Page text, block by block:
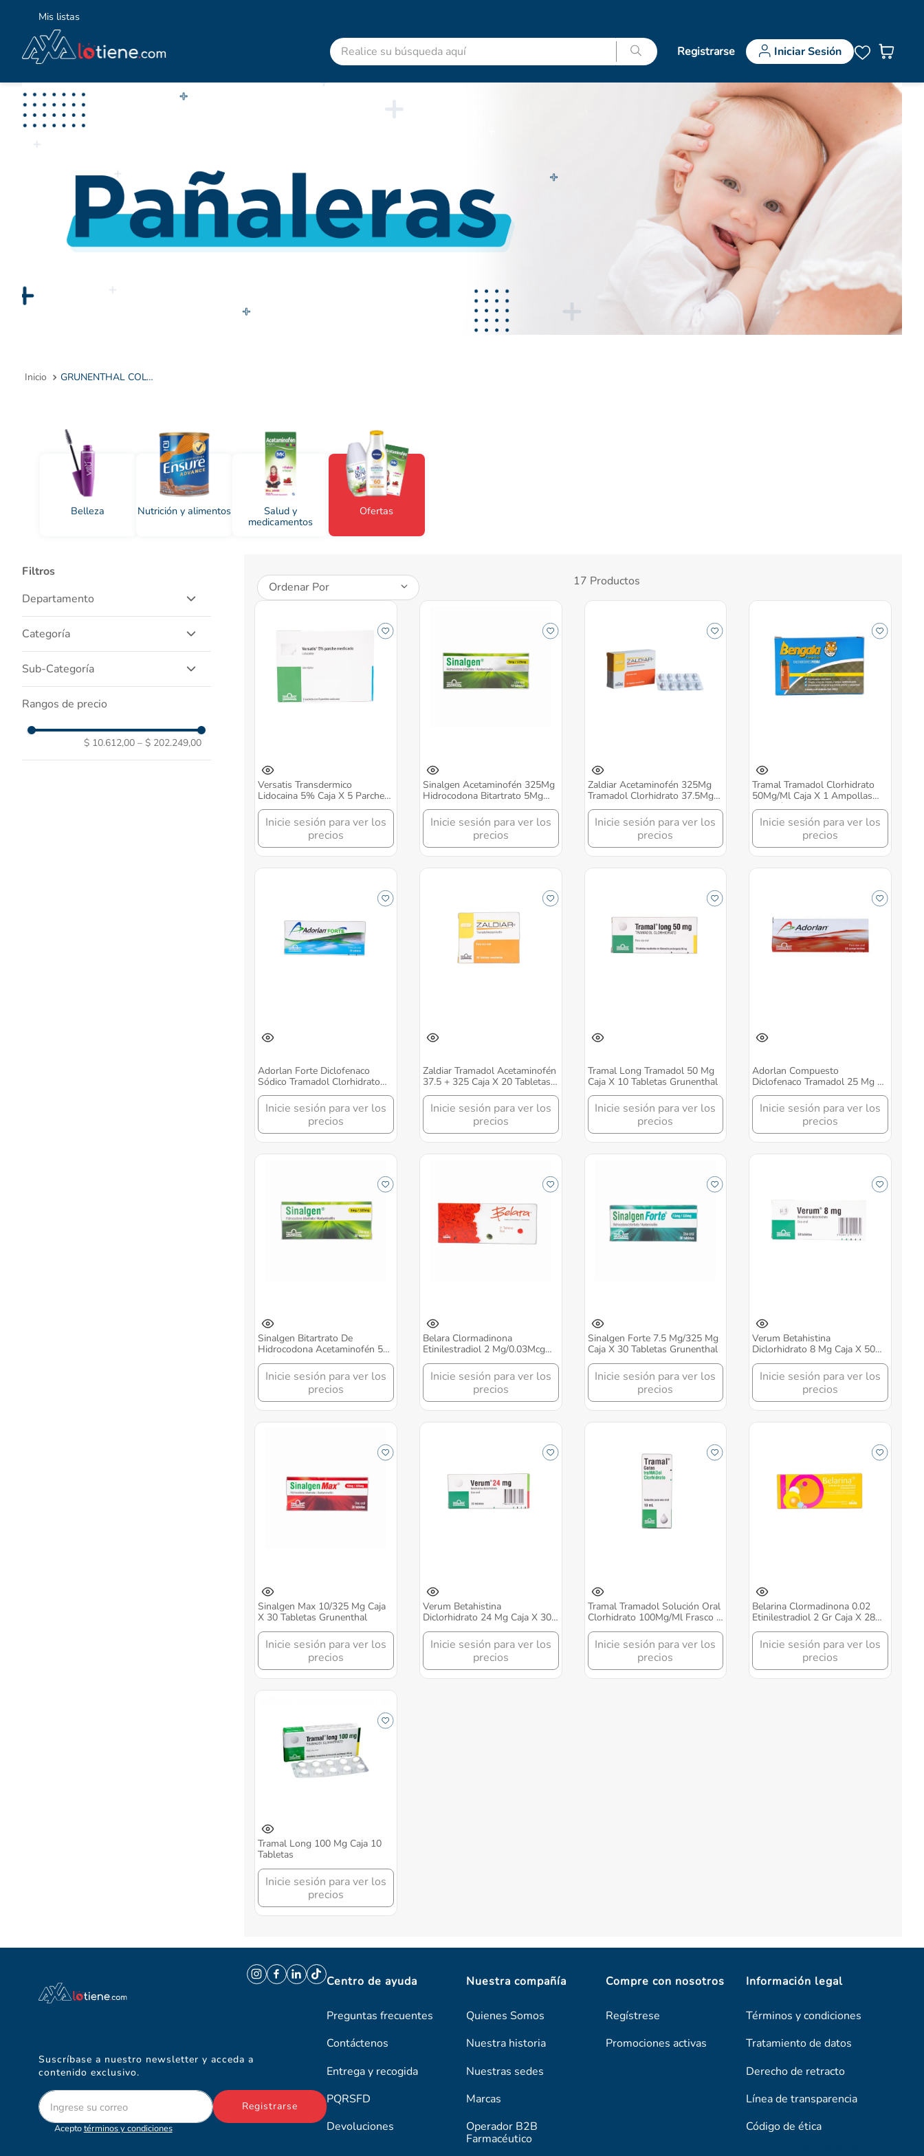
Mis listas
Realice su búsqueda aquí
Registrarse Iniciar Sesión
GRUNENTHAL COLOMBIANA SAS
Belleza Nutrición y alimentos
Salud y
medicamentos
Ofertas
Filtros
Departamento
Categoría
Sub-Categoría
Recomendacion
Rangos de precio
$ 10.612,00 – $ 202.249,00
Ordenar Por 17 Productos
Versatis Transdermico
Lidocaina 5% Caja X 5 Parches
Grunenthal
Inicie sesión para ver los
precios
Sinalgen Acetaminofén 325Mg
Hidrocodona Bitartrato 5Mg
Caja X 10 Tabletas Grunenthal
Inicie sesión para ver los
precios
Zaldiar Acetaminofén 325Mg
Tramadol Clorhidrato 37.5Mg
Caja X 10 Tabletas Grunenthal
Inicie sesión para ver los
precios
Tramal Tramadol Clorhidrato
50Mg/Ml Caja X 1 Ampollas
Solución Inyectable Grunenthal
Inicie sesión para ver los
precios
Adorlan Forte Diclofenaco
Sódico Tramadol Clorhidrato
Caja X 20 Comprimidos
Grunenthal
Inicie sesión para ver los
precios
Zaldiar Tramadol Acetaminofén
37.5 + 325 Caja X 20 Tabletas
Grunenthal
Inicie sesión para ver los
precios
Tramal Long Tramadol 50 Mg
Caja X 10 Tabletas Grunenthal
Inicie sesión para ver los
precios
Adorlan Compuesto
Diclofenaco Tramadol 25 Mg +
25 Mg Caja X 20 Comprimidos
Grunenthal
Inicie sesión para ver los
precios
Sinalgen Bitartrato De
Hidrocodona Acetaminofén 5
Mg/325 Caja X 30 Tabletas
Grunenthal
Inicie sesión para ver los
precios
Belara Clormadinona
Etinilestradiol 2 Mg/0.03Mcg
Caja X 21 Tabletas Grunenthal
Inicie sesión para ver los
precios
Sinalgen Forte 7.5 Mg/325 Mg
Caja X 30 Tabletas Grunenthal
Inicie sesión para ver los
precios
Verum Betahistina
Diclorhidrato 8 Mg Caja X 50
Tabletas Grunenthal
Inicie sesión para ver los
precios
Sinalgen Max 10/325 Mg Caja
X 30 Tabletas Grunenthal
Inicie sesión para ver los
precios
Verum Betahistina
Diclorhidrato 24 Mg Caja X 30
Tabletas Grunenthal
Inicie sesión para ver los
precios
Tramal Tramadol Solución Oral
Clorhidrato 100Mg/Ml Frasco X
10 Ml Gotas Grunenthal
Inicie sesión para ver los
precios
Belarina Clormadinona 0.02
Etinilestradiol 2 Gr Caja X 28
Comprimidos Unenthal
Inicie sesión para ver los
precios
Tramal Long 100 Mg Caja 10
Tabletas
Inicie sesión para ver los
precios
Suscríbase a nuestro newsletter y acceda a
contenido exclusivo.
Aceptotérminos y condiciones
Registrarse
Centro de ayuda
Preguntas frecuentes
Contáctenos
Entrega y recogida
PQRSFD
Devoluciones
Nuestra compañía
Quienes Somos
Nuestra historia
Nuestras sedes
Marcas
Operador B2B
Farmacéutico
Compre con nosotros
Regístrese
Promociones activas
Información legal
Términos y condiciones
Tratamiento de datos
Derecho de retracto
Línea de transparencia
Código de ética
4.
shampoo
desodorante
7.
pedialyte